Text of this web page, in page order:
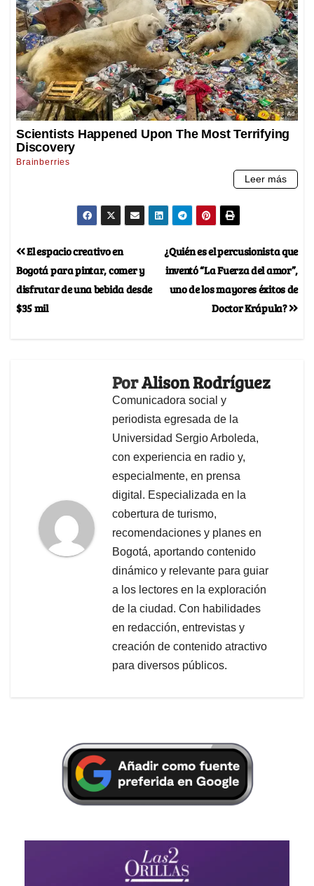
¿Quién es el percusionista que
inventó “La Fuerza del amor”,
uno de los mayores éxitos de
Doctor Krápula?
El espacio creativo en
Bogotá para pintar, comer y
disfrutar de una bebida desde
$35 mil
PorAlison Rodríguez
Comunicadora social y
periodista egresada de la
Universidad Sergio Arboleda,
con experiencia en radio y,
especialmente, en prensa
digital. Especializada en la
cobertura de turismo,
recomendaciones y planes en
Bogotá, aportando contenido
dinámico y relevante para guiar
a los lectores en la exploración
de la ciudad. Con habilidades
en redacción, entrevistas y
creación de contenido atractivo
para diversos públicos.